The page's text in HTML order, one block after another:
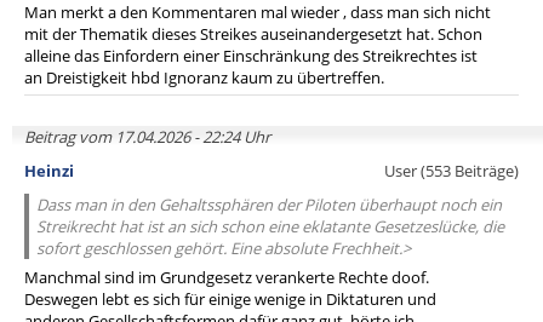
Man merkt a den Kommentaren mal wieder , dass man sich nicht
mit der Thematik dieses Streikes auseinandergesetzt hat. Schon
alleine das Einfordern einer Einschränkung des Streikrechtes ist
an Dreistigkeit hbd Ignoranz kaum zu übertreffen.
Beitrag vom 17.04.2026 - 22:24 Uhr
Heinzi
User (553 Beiträge)
Dass man in den Gehaltssphären der Piloten überhaupt noch ein
Streikrecht hat ist an sich schon eine eklatante Gesetzeslücke, die
sofort geschlossen gehört. Eine absolute Frechheit.>
Manchmal sind im Grundgesetz verankerte Rechte doof.
Deswegen lebt es sich für einige wenige in Diktaturen und